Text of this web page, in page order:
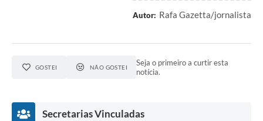
Autor: Rafa Gazetta/jornalista
GOSTEI NÃO GOSTEI
Seja o primeiro a curtir esta
notícia.
Secretarias Vinculadas